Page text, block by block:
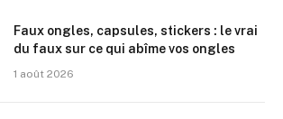
Faux ongles, capsules, stickers : le vrai
du faux sur ce qui abîme vos ongles
1 août 2026